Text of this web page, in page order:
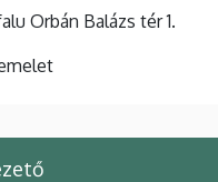
Orbán Balázs tér 1.